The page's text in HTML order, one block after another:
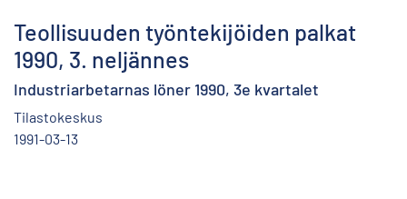
Teollisuuden työntekijöiden palkat
1990, 3. neljännes
Industriarbetarnas löner 1990, 3e kvartalet
Tilastokeskus
1991-03-13